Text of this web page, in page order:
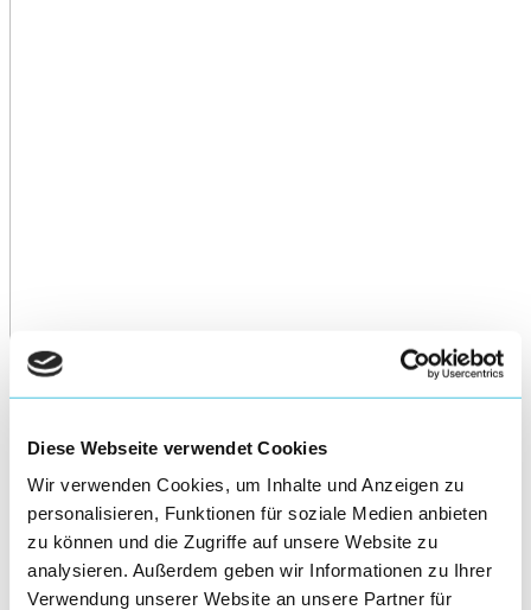
Diese Webseite verwendet Cookies
Wir verwenden Cookies, um Inhalte und Anzeigen zu
personalisieren, Funktionen für soziale Medien anbieten
zu können und die Zugriffe auf unsere Website zu
analysieren. Außerdem geben wir Informationen zu Ihrer
Verwendung unserer Website an unsere Partner für